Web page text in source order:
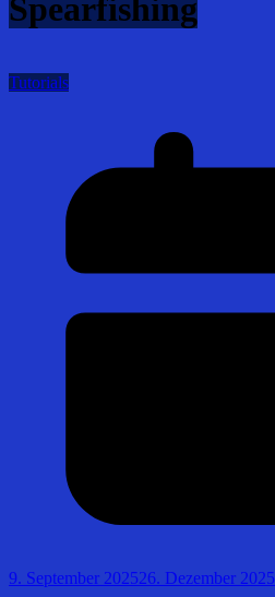
Spearfishing
Tutorials
9. September 202526. Dezember 2025